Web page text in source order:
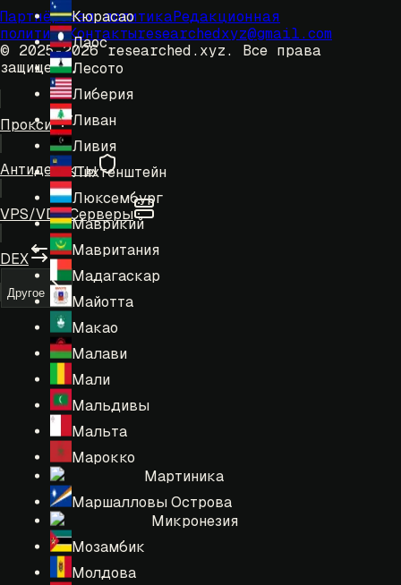
Кюрасао
Лаос
Лесото
Либерия
Ливан
Ливия
Лихтенштейн
Люксембург
Маврикий
Мавритания
Мадагаскар
Майотта
Макао
Малави
Мали
Мальдивы
Мальта
Марокко
Мартиника
Маршалловы Острова
Микронезия
Мозамбик
Молдова
Партнёрская политикаРедакционная
политикаКонтактыresearchedxyz@gmail.com
© 2025-2026 researched.xyz. Все права
защищены.
Прокси
Антидетекты
VPS/VDS Серверы
DEX
Другое